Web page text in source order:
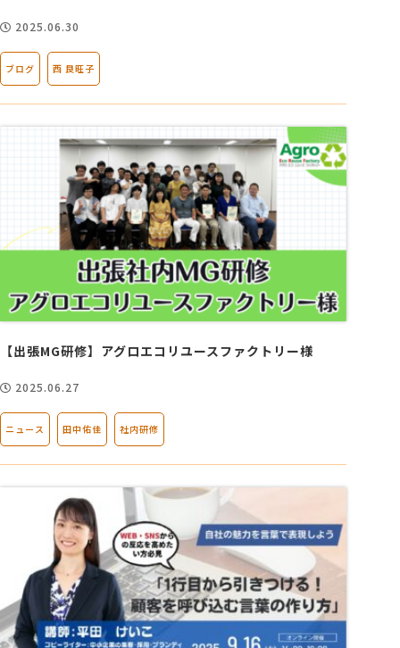
2025.06.30
ブログ 西 良旺子
【出張MG研修】アグロエコリユースファクトリー様
2025.06.27
ニュース 田中佑佳 社内研修